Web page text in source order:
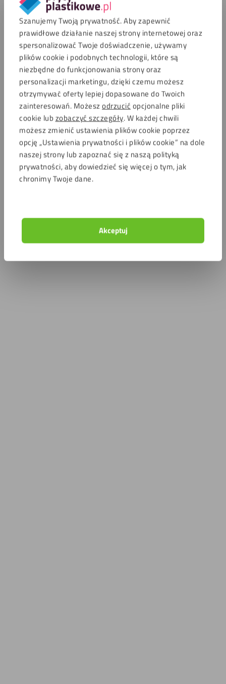
Szanujemy Twoją prywatność. Aby zapewnić
prawidłowe działanie naszej strony internetowej oraz
spersonalizować Twoje doświadczenie, używamy
plików cookie i podobnych technologii, które są
niezbędne do funkcjonowania strony oraz
personalizacji marketingu, dzięki czemu możesz
otrzymywać oferty lepiej dopasowane do Twoich
zainteresowań. Możesz odrzucić opcjonalne pliki
cookie lub zobaczyć szczegóły. W każdej chwili
możesz zmienić ustawienia plików cookie poprzez
opcję „Ustawienia prywatności i plików cookie” na dole
naszej strony lub zapoznać się z naszą polityką
prywatności, aby dowiedzieć się więcej o tym, jak
chronimy Twoje dane.
Akceptuj